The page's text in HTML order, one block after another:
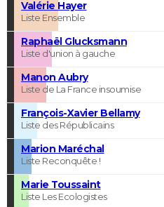
Valérie Hayer
Liste Ensemble
Raphaël Glucksmann
Liste d'union à gauche
Manon Aubry
Liste de La France insoumise
François-Xavier Bellamy
Liste des Républicains
Marion Maréchal
Liste Reconquête !
Marie Toussaint
Liste Les Ecologistes